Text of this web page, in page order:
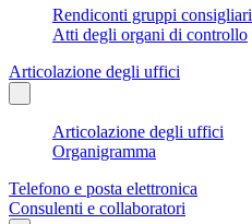
Rendiconti gruppi consigliari
Atti degli organi di controllo
Articolazione degli uffici
Articolazione degli uffici
Organigramma
Telefono e posta elettronica
Consulenti e collaboratori